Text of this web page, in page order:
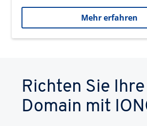
Mehr erfahren
Richten Sie Ihre
Domain mit